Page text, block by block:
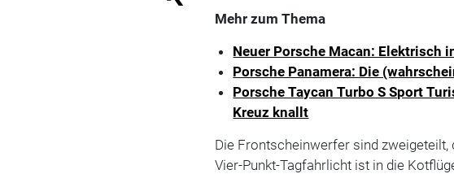
Mehr zum Thema
Neuer Porsche Macan: Elektrisch
Porsche Panamera: Die
Porsche Taycan Turbo S Sport
Kreuz knallt
Die Frontscheinwerfer sind
Vier-Punkt-Tagfahrlicht ist in die